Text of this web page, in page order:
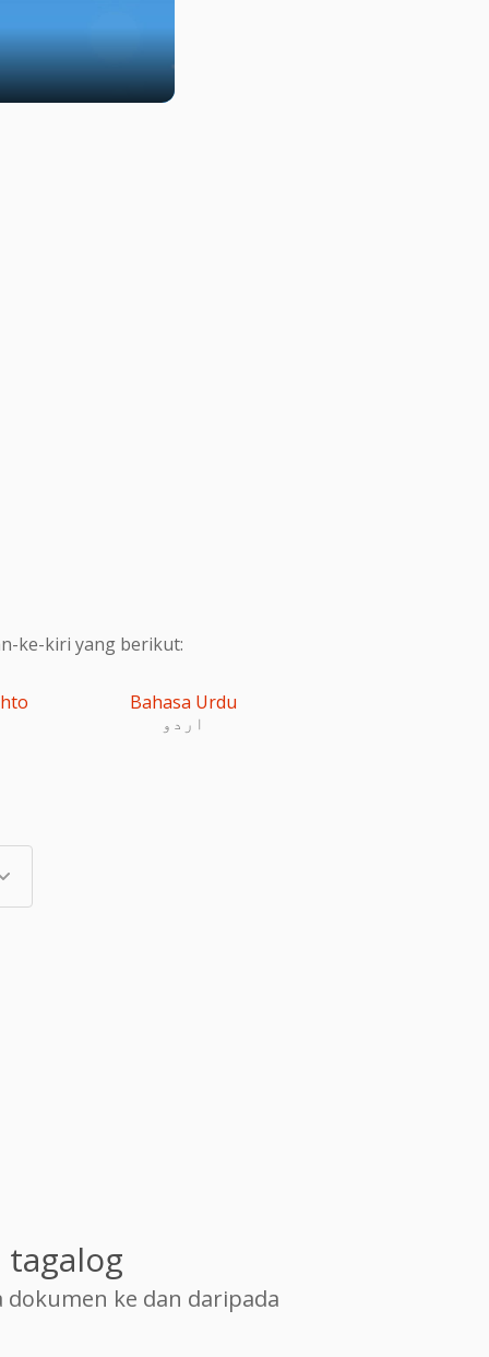
ke-kiri yang berikut:
Bahasa Urdu
اردو
ke dan daripada